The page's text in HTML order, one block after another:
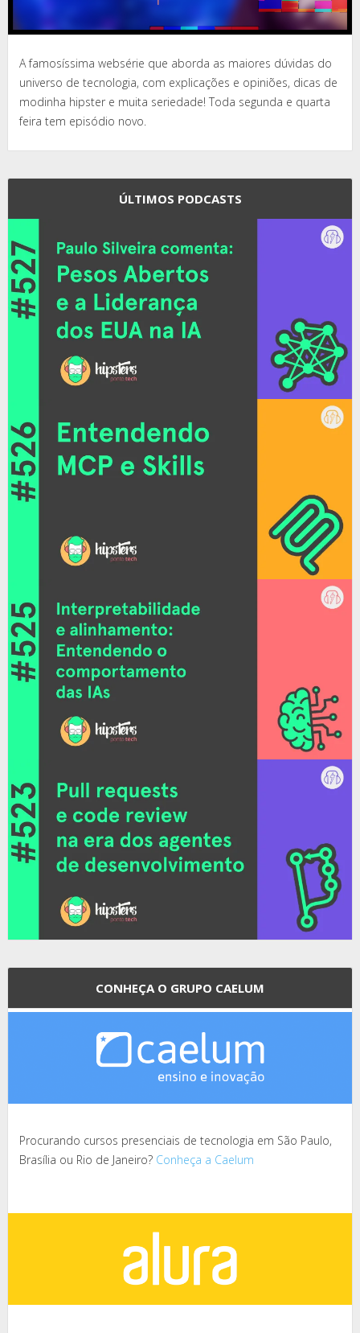
A famosíssima websérie que aborda as maiores dúvidas do
universo de tecnologia, com explicações e opiniões, dicas de
modinha hipster e muita seriedade! Toda segunda e quarta
feira tem episódio novo.
ÚLTIMOS PODCASTS
CONHEÇA O GRUPO CAELUM
Procurando cursos presenciais de tecnologia em São Paulo,
Brasília ou Rio de Janeiro? Conheça a Caelum